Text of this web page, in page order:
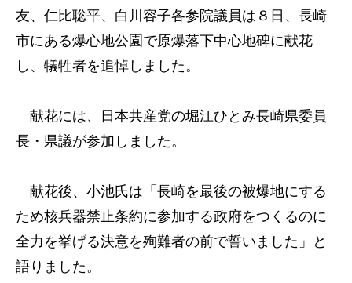
友、仁比聡平、白川容子各参院議員は８日、長崎
市にある爆心地公園で原爆落下中心地碑に献花
し、犠牲者を追悼しました。
献花には、日本共産党の堀江ひとみ長崎県委員
長・県議が参加しました。
献花後、小池氏は「長崎を最後の被爆地にする
ため核兵器禁止条約に参加する政府をつくるのに
全力を挙げる決意を殉難者の前で誓いました」と
語りました。